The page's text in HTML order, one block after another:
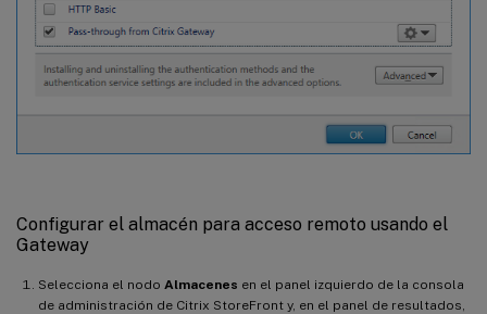
Configurar el almacén para acceso remoto usando el
Gateway
Selecciona el nodo Almacenes en el panel izquierdo de la consola
de administración de Citrix StoreFront y, en el panel de resultados,